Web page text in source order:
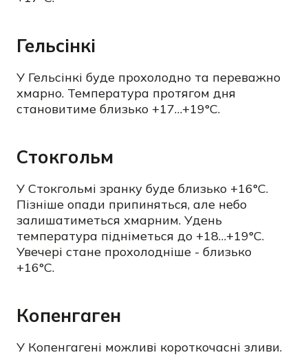
Гельсінкі
У Гельсінкі буде прохолодно та переважно
хмарно. Температура протягом дня
становитиме близько +17…+19°C.
Стокгольм
У Стокгольмі зранку буде близько +16°C.
Пізніше опади припиняться, але небо
залишатиметься хмарним. Удень
температура підніметься до +18…+19°C.
Увечері стане прохолодніше - близько
+16°C.
Копенгаген
У Копенгагені можливі короткочасні зливи.